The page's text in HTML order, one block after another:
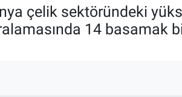
çelik sektöründeki
14 basamak